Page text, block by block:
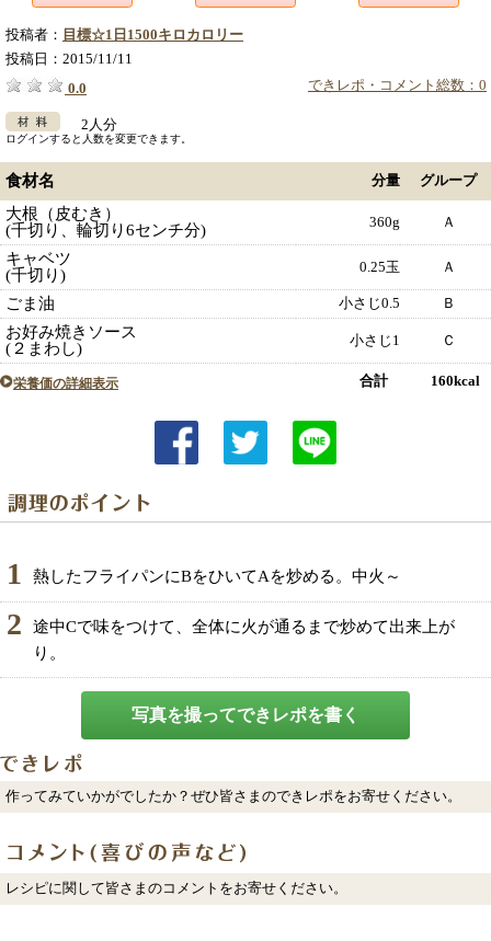
投稿者： 目標☆1日1500キロカロリー
投稿日： 2015/11/11
できレポ・コメント総数：0
0.0
2人分
ログインすると人数を変更できます。
食材名 分量 グループ
大根（皮むき）
(千切り、輪切り6センチ分)
360g Ａ
キャベツ
(千切り)
0.25玉 Ａ
ごま油 小さじ0.5 Ｂ
お好み焼きソース
(２まわし)
小さじ1 Ｃ
栄養価の詳細表示 合計 160kcal
1 熱したフライパンにBをひいてAを炒める。中火～
2
途中Cで味をつけて、全体に火が通るまで炒めて出来上が
り。
写真を撮ってできレポを書く
作ってみていかがでしたか？ぜひ皆さまのできレポをお寄せください。
レシピに関して皆さまのコメントをお寄せください。